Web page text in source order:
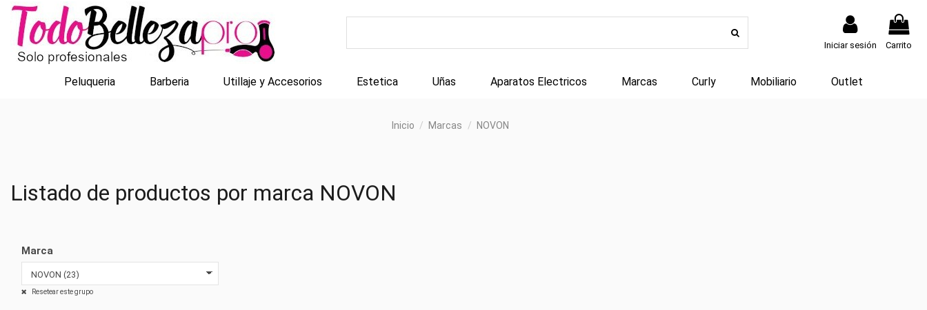
Iniciar sesión Carrito
Peluqueria Barberia Utillaje y Accesorios Estetica Uñas Aparatos Electricos Marcas Curly Mobiliario Outlet
Inicio Marcas NOVON
Listado de productos por marca NOVON
Marca
Resetear este grupo